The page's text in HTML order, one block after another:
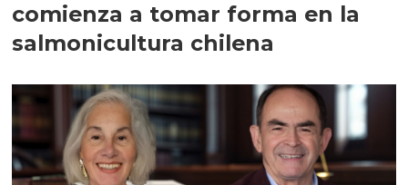
comienza a tomar forma en la
salmonicultura chilena